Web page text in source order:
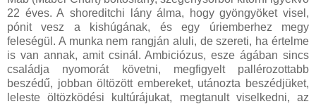
22 éves. A shoreditchi lány álma, hogy gyöngyöket visel,
pónit vesz a kishúgának, és egy úriemberhez megy
feleségül. A munka nem rangján aluli, de szereti, ha értelme
is van annak, amit csinál. Ambiciózus, esze ágában sincs
családja nyomorát követni, megfigyelt pallérozottabb
beszédű, jobban öltözött embereket, utánozta beszédjüket,
leleste öltözködési kultúrájukat, megtanult viselkedni, az